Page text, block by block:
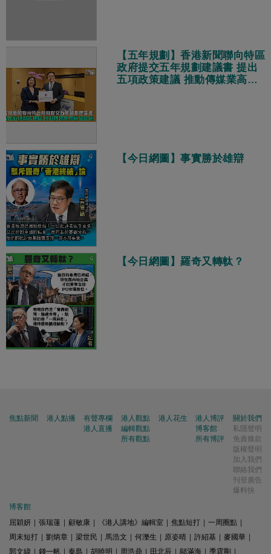
【五年規劃】香港新聞聯向特區
政府提交五年規劃建議書 提出
五項政策建議 推動傳媒業高質
【今日網圖】事實勝於雄辯
【今日網圖】羅奇又轉軚？
焦點新聞 港人點播
有聲專欄
港人直播
港人觀點
編輯觀點
所有觀點
港人花生
港人博評
博客館
所有博評
關於我們
私隱聲明
免責條款
版權聲明
加入我們
聯絡我們
刊登廣告
爆料快
博客館
屈穎妍
張瑞蓮 顧敏康 《港人講地》編輯室 焦點短打 一周圈點
周末短打
劉炳章 梁世民 馬浩文 何濼生 原姿晴 許紹基 麥國華
郭文緯
錢一帆 秦島 胡曉明 周浩鼎 田北辰 鄔滿海 季霆剛